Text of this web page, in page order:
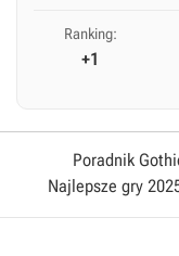
Ranking:
+1
Poradnik
Najlepsze gry